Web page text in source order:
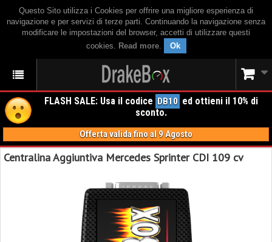
Questo Sito utilizza i Cookies per offrire una migliore esperienza di
navigazione e per servizi di terze parti. Continuando la navigazione senza
modificare le impostazioni del browser, accetti di utilizzare questi
cookies. Read more. Ok
FLASH SALE: Usa il codice DB10 ed ottieni il 10% di
sconto.
Offerta valida fino al 9 Agosto
Centralina Aggiuntiva Mercedes Sprinter CDI 109 cv